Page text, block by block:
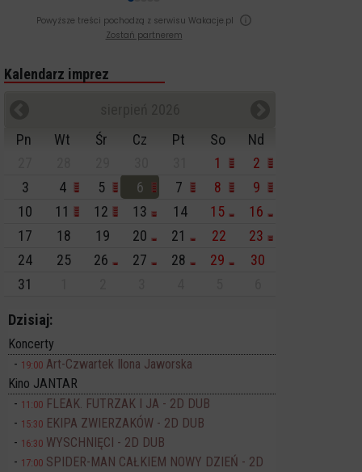
Powyższe treści pochodzą z serwisu Wakacje.pl
Zostań partnerem
Kalendarz imprez
Pn
Wt Śr Cz Pt So
Nd
1
2
3
4 5 6 7 8
9
10
11 12 13 14 15
16
17
18 19 20 21 22
23
24
25 26 27 28 29
30
31
Dzisiaj:
Koncerty
19:00 Art-Czwartek Ilona Jaworska
Kino JANTAR
11:00 FLEAK. FUTRZAK I JA - 2D DUB
15:30 EKIPA ZWIERZAKÓW - 2D DUB
16:30 WYSCHNIĘCI - 2D DUB
17:00 SPIDER-MAN CAŁKIEM NOWY DZIEŃ - 2D